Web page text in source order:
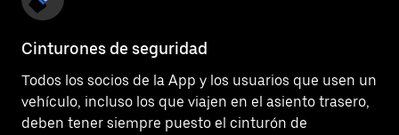
Cinturones de seguridad
Todos los socios de la App y los usuarios que usen un
vehículo, incluso los que viajen en el asiento trasero,
deben tener siempre puesto el cinturón de